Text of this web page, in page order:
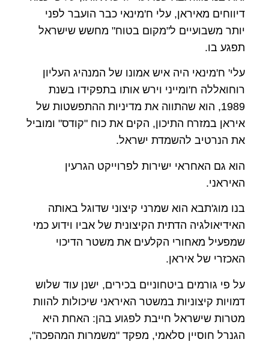
דיווחים מאיראן, עלי ח'מינאי כבר הועבר לפני
יותר משבועיים ל"מקום בטוח" מחשש שישראל
תפגע בו.
עלי' ח'מינאי היה איש אמונו של המנהיג העליון
רוחואללה ח'ומייני וירש אותו בתפקידו בשנת
1989, הוא שהתווה את מדיניות ההתפשטות של
איראן במזרח התיכון, הקים את כוח "קודס" ומוביל
את הנרטיב להשמדת ישראל.
הוא גם האחראי ישירות לפרוייקט הגרעין
האיראני.
בנו מוג'תבא הוא שמרני קיצוני שדוגל באותה
האידיאולגיה הדתית הקיצונית של אביו וידוע כמי
שמפעיל מאחורי הקלעים את משטר הדיכוי
האכזרי של איראן.
על פי גורמים ביטחוניים בכירים, ישנן עוד שלוש
דמויות קיצוניות במשטר האיראני שיכולות להוות
מטרות שישראל חייבת לפגוע בהן: האחת היא
הגנרל חוסיין סלאמי, מפקד "משמרות המהפכה",